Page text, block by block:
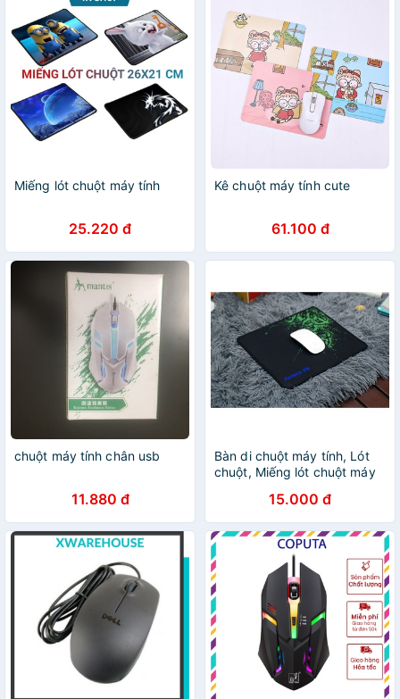
Miếng lót chuột máy tính
25.220 đ
Kê chuột máy tính cute
61.100 đ
chuột máy tính chân usb
11.880 đ
Bàn di chuột máy tính, Lót
chuột, Miếng lót chuột máy
một cách chính xác.
15.000 đ